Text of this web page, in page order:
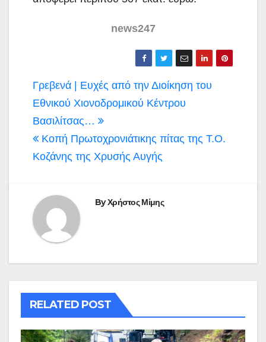
news247
Πλοήγηση
άρθρων
Γρεβενά | Ευχές από την Διοίκηση του
Εθνικού Χιονοδρομικού Κέντρου
Βασιλίτσας…
Κοπή Πρωτοχρονιάτικης πίτας της Τ.Ο.
Κοζάνης της Χρυσής Αυγής
ByΧρήστος Μίμης
RELATED POST